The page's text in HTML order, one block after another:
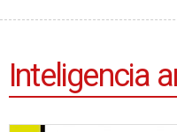
Inteligencia